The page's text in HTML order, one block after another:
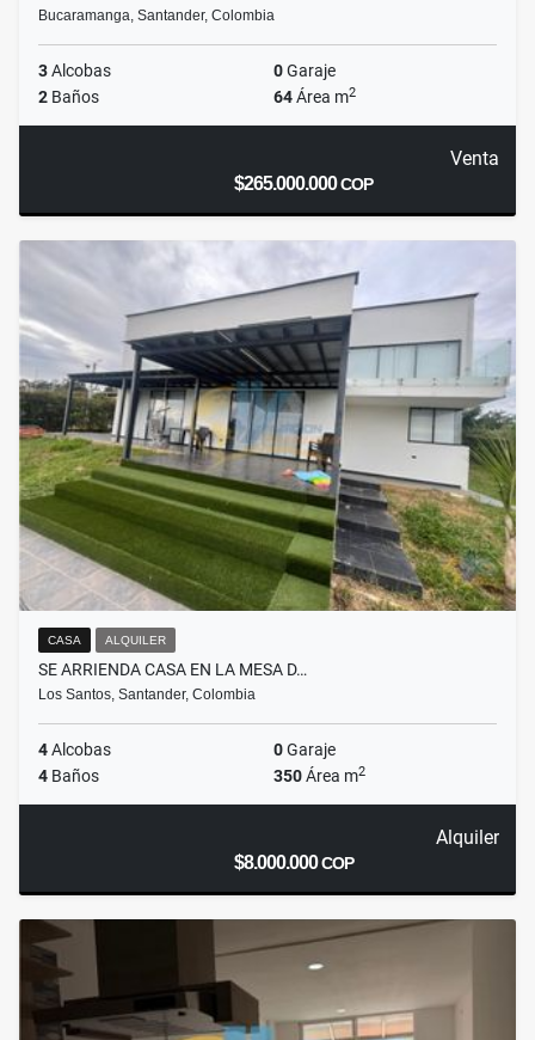
Bucaramanga, Santander, Colombia
3Alcobas 0Garaje
2 Baños 64Área m2
Venta
$265.000.000COP
CASA ALQUILER
SE ARRIENDA CASA EN LA MESA D…
Los Santos, Santander, Colombia
4Alcobas 0Garaje
4 Baños 350Área m2
Alquiler
$8.000.000COP